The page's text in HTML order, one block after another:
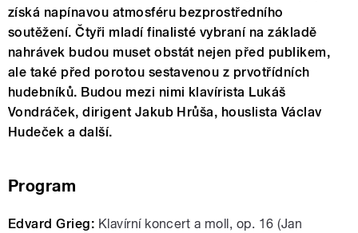
získá napínavou atmosféru bezprostředního
soutěžení. Čtyři mladí finalisté vybraní na základě
nahrávek budou muset obstát nejen před publikem,
ale také před porotou sestavenou z prvotřídních
hudebníků. Budou mezi nimi klavírista Lukáš
Vondráček, dirigent Jakub Hrůša, houslista Václav
Hudeček a další.
Program
Edvard Grieg: Klavírní koncert a moll, op. 16 (Jan